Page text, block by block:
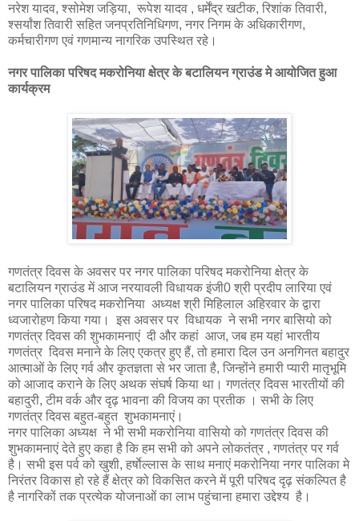
नरेश यादव, श्सोमेश जड़िया, रूपेश यादव , धर्मेंद्र खटीक, रिशांक तिवारी,
श्सर्यांश तिवारी सहित जनप्रतिनिधिगण, नगर निगम के अधिकारीगण,
कर्मचारीगण एवं गणमान्य नागरिक उपस्थित रहे।
नगर पालिका परिषद मकरोनिया क्षेत्र के बटालियन ग्राउंड मे आयोजित हुआ
कार्यक्रम
गणतंत्र दिवस के अवसर पर नगर पालिका परिषद मकरोनिया‌ क्षेत्र के
बटालियन ग्राउंड में आज नरयावली विधायक इंजी0 श्री प्रदीप लारिया एवं
नगर पालिका परिषद मकरोनिया अध्यक्ष श्री मिहिलाल अहिरवार के द्वारा
ध्वजारोहण किया गया। इस अवसर पर विधायक ने सभी नगर बासियो को
गणतंत्र दिवस की शुभकामनाएं दी और कहां आज, जब हम यहां भारतीय
गणतंत्र दिवस मनाने के लिए एकत्र हुए हैं, तो हमारा दिल उन अनगिनत बहादुर
आत्माओं के लिए गर्व और कृतज्ञता से भर जाता है, जिन्होंने हमारी प्यारी मातृभूमि
को आजाद कराने के लिए अथक संघर्ष किया था। गणतंत्र दिवस भारतीयों की
बहादुरी, टीम वर्क और दृढ़ भावना की विजय का प्रतीक । सभी के लिए
गणतंत्र दिवस बहुत-बहुत शुभकामनाएं।
नगर पालिका अध्यक्ष ने भी सभी मकरोनिया वासियो को गणतंत्र दिवस की
शुभकामनाएं देते हुए कहा है कि हम सभी को अपने लोकतंत्र , गणतंत्र पर गर्व
है। सभी इस पर्व को खुशी, हर्षाेल्लास के साथ मनाएं मकरोनिया नगर पालिका मे
निरंतर विकास हो रहे हैं क्षेत्र को विकसित करने में पूरी परिषद दृढ़ संकल्पित है
है नागरिकों तक प्रत्येक योजनाओं का लाभ पहुंचाना हमारा उद्देश्य है।